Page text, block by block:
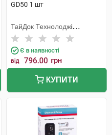
GD50 1 шт
ТайДок Технолоджі
Корпорейшн
Є в наявності
від 796.00 грн
КУПИТИ